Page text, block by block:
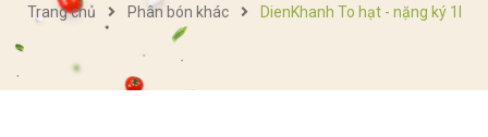
Trang chủ Phân bón khác DienKhanh To hạt - nặng ký 1l